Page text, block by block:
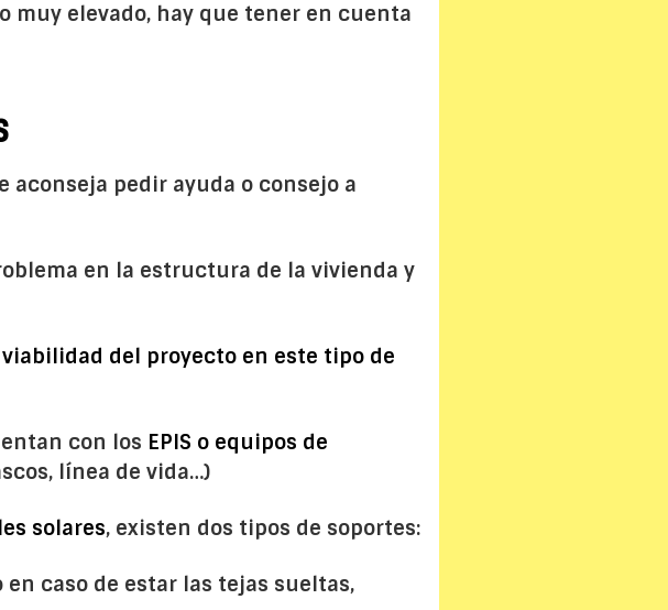
muy elevado, hay que tener en cuenta
aconseja pedir ayuda o consejo a
en la estructura de la vivienda y
viabilidad del proyecto en este tipo de
con los EPIS o equipos de
línea de vida…)
solares, existen dos tipos de soportes:
caso de estar las tejas sueltas,